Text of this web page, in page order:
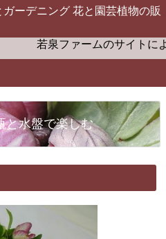
ーデニング 花と園芸植物の販
若泉ファームのサイトに
と水盤で楽しむ